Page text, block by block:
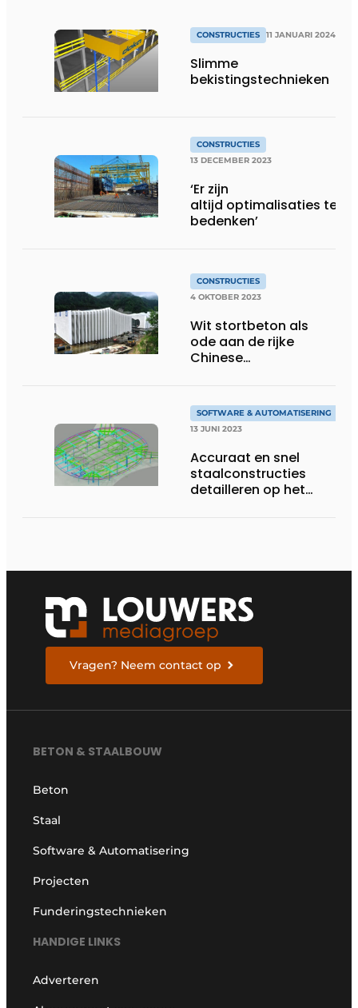
CONSTRUCTIES 11 JANUARI 2024
Slimme
bekistingstechnieken
CONSTRUCTIES
13 DECEMBER 2023
‘Er zijn
altijd optimalisaties te
bedenken’
CONSTRUCTIES
4 OKTOBER 2023
Wit stortbeton als
ode aan de rijke
Chinese
SOFTWARE & AUTOMATISERING
13 JUNI 2023
Accuraat en snel
staalconstructies
detailleren op het
Vragen? Neem contact op
BETON & STAALBOUW
Beton
Staal
Software & Automatisering
Projecten
Funderingstechnieken
HANDIGE LINKS
Adverteren